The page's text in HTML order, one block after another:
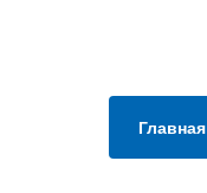
Главная